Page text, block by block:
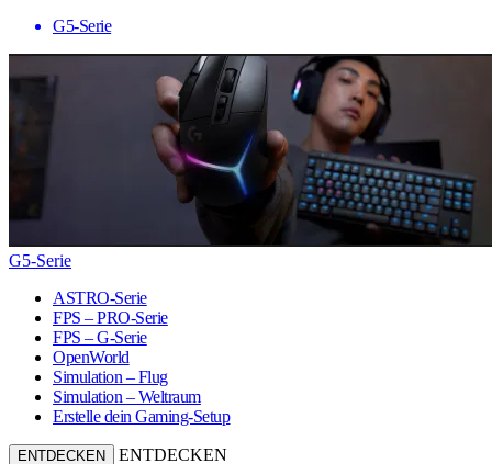
G5-Serie
G5-Serie
ASTRO-Serie
FPS – PRO-Serie
FPS – G-Serie
OpenWorld
Simulation – Flug
Simulation – Weltraum
Erstelle dein Gaming-Setup
ENTDECKEN ENTDECKEN